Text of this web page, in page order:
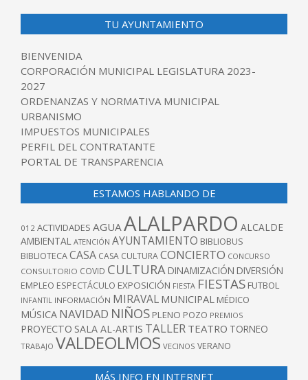
TU AYUNTAMIENTO
BIENVENIDA
CORPORACIÓN MUNICIPAL LEGISLATURA 2023-
2027
ORDENANZAS Y NORMATIVA MUNICIPAL
URBANISMO
IMPUESTOS MUNICIPALES
PERFIL DEL CONTRATANTE
PORTAL DE TRANSPARENCIA
ESTAMOS HABLANDO DE
012 ACTIVIDADES AGUA ALALPARDO ALCALDE
AMBIENTAL ATENCIÓN AYUNTAMIENTO BIBLIOBUS
BIBLIOTECACASA CASA CULTURACONCIERTO CONCURSO
CONSULTORIO COVID CULTURA DINAMIZACIÓN DIVERSIÓN
EMPLEO ESPECTÁCULO EXPOSICIÓN FIESTA FIESTAS FUTBOL
INFANTIL INFORMACIÓN MIRAVAL MUNICIPAL MÉDICO
MÚSICA NAVIDAD NIÑOS PLENO POZO PREMIOS
PROYECTO SALA AL-ARTIS TALLER TEATRO TORNEO
TRABAJO VALDEOLMOS VECINOS VERANO
MÁS INFO EN INTERNET